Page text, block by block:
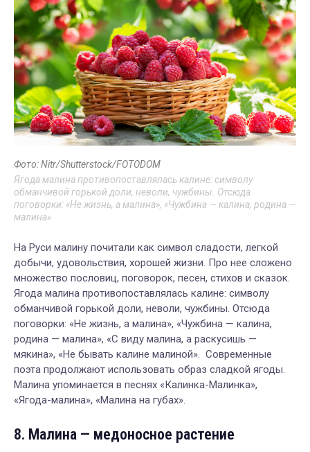
Фото: Nitr/Shutterstock/FOTODOM
Ягода малина противопоставлялась калине: символу
обманчивой горькой доли, неволи, чужбины. Отсюда
поговорки: «Не жизнь, а малина», «Чужбина — калина, родина —
малина»
На Руси малину почитали как символ сладости, легкой
добычи, удовольствия, хорошей жизни. Про нее сложено
множество пословиц, поговорок, песен, стихов и сказок.
Ягода малина противопоставлялась калине: символу
обманчивой горькой доли, неволи, чужбины. Отсюда
поговорки: «Не жизнь, а малина», «Чужбина — калина,
родина — малина», «С виду малина, а раскусишь —
мякина», «Не бывать калине малиной». Современные
поэта продолжают использовать образ сладкой ягоды.
Малина упоминается в песнях «Калинка-Малинка»,
«Ягода-малина», «Малина на губах».
8. Малина — медоносное растение